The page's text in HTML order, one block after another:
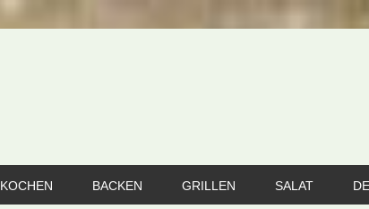
KOCHEN BACKEN GRILLEN SALAT